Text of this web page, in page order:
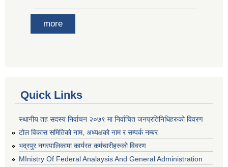
more
Quick Links
स्थानीय तह सदस्य निर्वाचन २०७९ मा निर्वाचित जनप्रतिनिधिहरुको विवरण
टोल विकास समितिको नाम, अध्यक्षको नाम र सम्पर्क नम्बर
भद्रपुर नगरपालिकामा कार्यरत कर्मचारीहरुको विवरण
MInistry Of Federal Analaysis And General Administration